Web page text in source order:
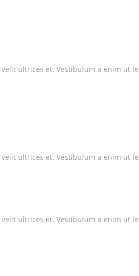
ultrices et. Vestibulum a enim ut
ultrices et. Vestibulum a enim ut
ultrices et. Vestibulum a enim ut